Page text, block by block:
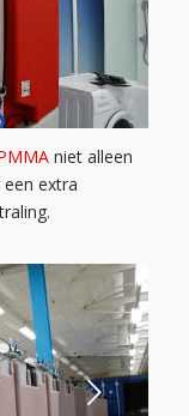
niet alleen
extra